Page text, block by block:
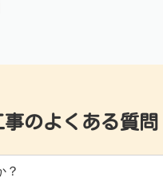
事のよくある質問
？